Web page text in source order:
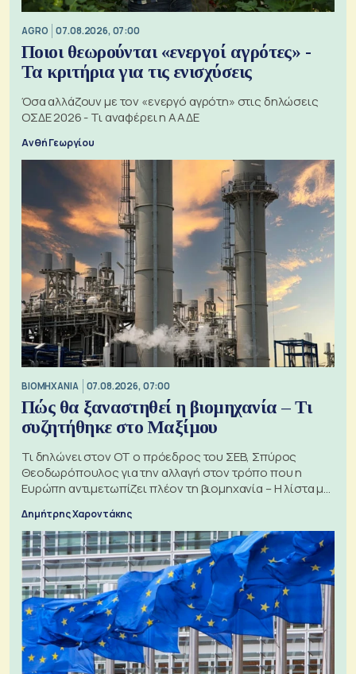
AGRO 07.08.2026, 07:00
Ποιοι θεωρούνται «ενεργοί αγρότες» -
Τα κριτήρια για τις ενισχύσεις
Όσα αλλάζουν με τον «ενεργό αγρότη» στις δηλώσεις
ΟΣΔΕ 2026 - Τι αναφέρει η ΑΑΔΕ
Ανθή Γεωργίου
ΒΙΟΜΗΧΑΝΙΑ 07.08.2026, 07:00
Πώς θα ξαναστηθεί η βιομηχανία – Τι
συζητήθηκε στο Μαξίμου
Τι δηλώνει στον ΟΤ ο πρόεδρος του ΣΕΒ, Σπύρος
Θεοδωρόπουλος για την αλλαγή στον τρόπο που η
Ευρώπη αντιμετωπίζει πλέον τη βιομηχανία – Η λίστα με
Δημήτρης Χαροντάκης